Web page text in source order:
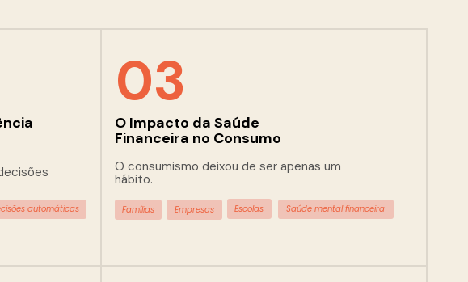
03
O Impacto da Saúde
Financeira no Consumo
O consumismo deixou de ser apenas um
hábito.
automáticas Famílias Empresas Escolas Saúde mental financeira